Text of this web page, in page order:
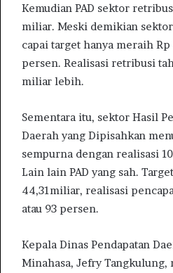
Kemudian PAD sektor
miliar. Meski demikian
capai target hanya meraih
persen. Realisasi retribusi
miliar lebih.
Sementara itu, sektor Hasil
Daerah yang Dipisahkan
sempurna dengan realisasi
Lain lain PAD yang sah.
44,31miliar, realisasi
atau 93 persen.
Kepala Dinas Pendapatan
Minahasa, Jefry Tangkulung,